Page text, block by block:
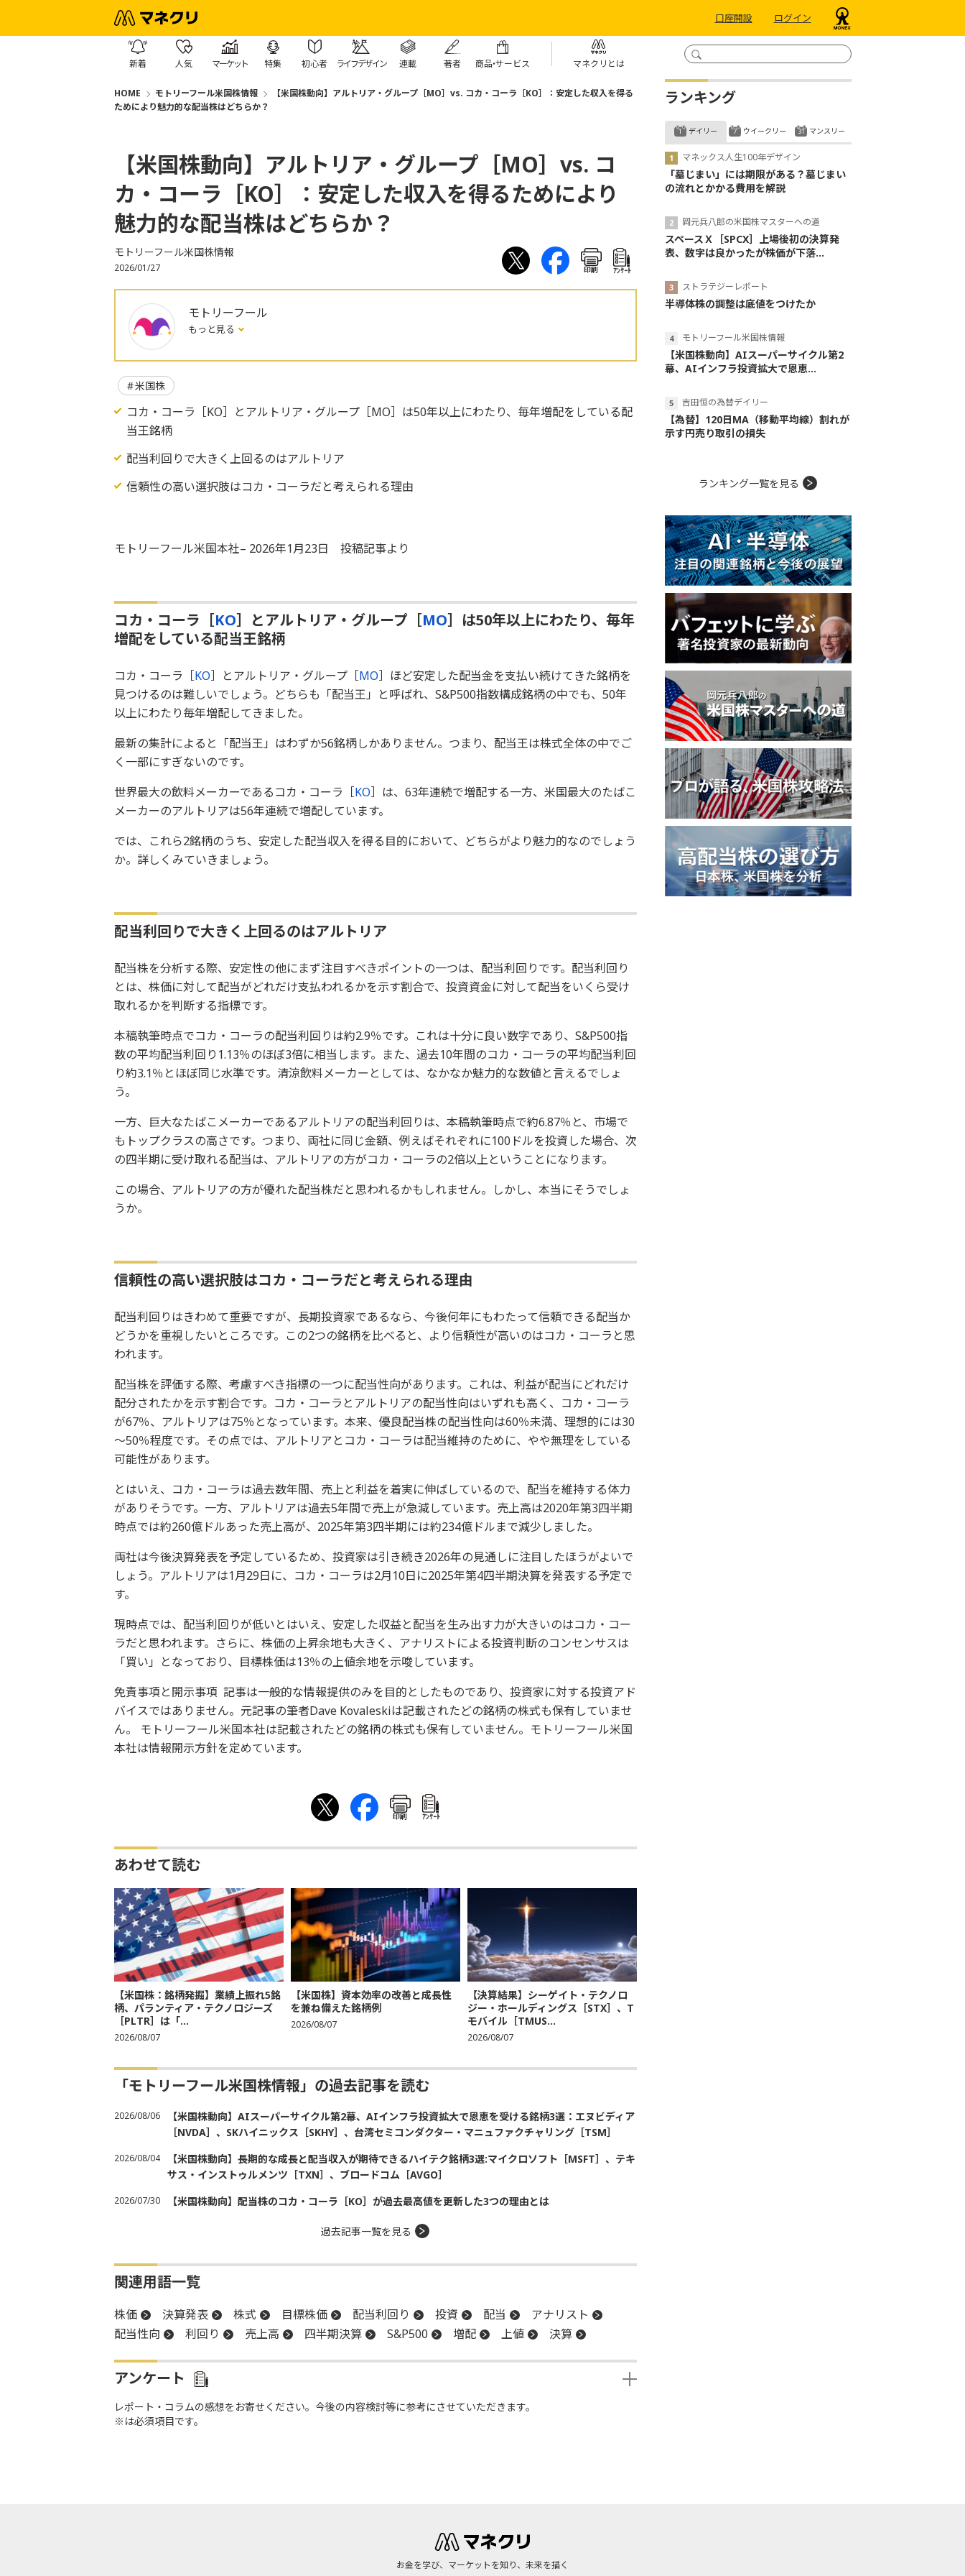
口座開設 ログイン
新着 人気 マーケット 特集 初心者 ライフデザイン 連載 著者 商品・サービス マネクリとは
HOME モトリーフール米国株情報
【米国株動向】アルトリア・グループ［MO］vs. コカ・コーラ［KO］：安定した収入を得る
ためにより魅力的な配当株はどちらか？
【米国株動向】アルトリア・グループ［MO］vs. コ
カ・コーラ［KO］：安定した収入を得るためにより
魅力的な配当株はどちらか？
モトリーフール米国株情報
2026/01/27 印刷 ｱﾝｹｰﾄ
モトリーフール
もっと見る
米国株
コカ・コーラ［KO］とアルトリア・グループ［MO］は50年以上にわたり、毎年増配をしている配
当王銘柄
配当利回りで大きく上回るのはアルトリア
信頼性の高い選択肢はコカ・コーラだと考えられる理由
モトリーフール米国本社– 2026年1月23日 投稿記事より
コカ・コーラ［KO］とアルトリア・グループ［MO］は50年以上にわたり、毎年
増配をしている配当王銘柄
コカ・コーラ［KO］とアルトリア・グループ［MO］ほど安定した配当金を支払い続けてきた銘柄を
見つけるのは難しいでしょう。どちらも「配当王」と呼ばれ、S&P500指数構成銘柄の中でも、50年
以上にわたり毎年増配してきました。
最新の集計によると「配当王」はわずか56銘柄しかありません。つまり、配当王は株式全体の中でご
く一部にすぎないのです。
世界最大の飲料メーカーであるコカ・コーラ［KO］は、63年連続で増配する一方、米国最大のたばこ
メーカーのアルトリアは56年連続で増配しています。
では、これら2銘柄のうち、安定した配当収入を得る目的において、どちらがより魅力的なのでしょう
か。詳しくみていきましょう。
配当利回りで大きく上回るのはアルトリア
配当株を分析する際、安定性の他にまず注目すべきポイントの一つは、配当利回りです。配当利回り
とは、株価に対して配当がどれだけ支払われるかを示す割合で、投資資金に対して配当をいくら受け
取れるかを判断する指標です。
本稿執筆時点でコカ・コーラの配当利回りは約2.9％です。これは十分に良い数字であり、S&P500指
数の平均配当利回り1.13％のほぼ3倍に相当します。また、過去10年間のコカ・コーラの平均配当利回
り約3.1％とほぼ同じ水準です。清涼飲料メーカーとしては、なかなか魅力的な数値と言えるでしょ
う。
一方、巨大なたばこメーカーであるアルトリアの配当利回りは、本稿執筆時点で約6.87％と、市場で
もトップクラスの高さです。つまり、両社に同じ金額、例えばそれぞれに100ドルを投資した場合、次
の四半期に受け取れる配当は、アルトリアの方がコカ・コーラの2倍以上ということになります。
この場合、アルトリアの方が優れた配当株だと思われるかもしれません。しかし、本当にそうでしょ
うか。
信頼性の高い選択肢はコカ・コーラだと考えられる理由
配当利回りはきわめて重要ですが、長期投資家であるなら、今後何年にもわたって信頼できる配当か
どうかを重視したいところです。この2つの銘柄を比べると、より信頼性が高いのはコカ・コーラと思
われます。
配当株を評価する際、考慮すべき指標の一つに配当性向があります。これは、利益が配当にどれだけ
配分されたかを示す割合です。コカ・コーラとアルトリアの配当性向はいずれも高く、コカ・コーラ
が67％、アルトリアは75％となっています。本来、優良配当株の配当性向は60％未満、理想的には30
～50％程度です。その点では、アルトリアとコカ・コーラは配当維持のために、やや無理をしている
可能性があります。
とはいえ、コカ・コーラは過去数年間、売上と利益を着実に伸ばしているので、配当を維持する体力
がありそうです。一方、アルトリアは過去5年間で売上が急減しています。売上高は2020年第3四半期
時点では約260億ドルあった売上高が、2025年第3四半期には約234億ドルまで減少しました。
両社は今後決算発表を予定しているため、投資家は引き続き2026年の見通しに注目したほうがよいで
しょう。アルトリアは1月29日に、コカ・コーラは2月10日に2025年第4四半期決算を発表する予定で
す。
現時点では、配当利回りが低いとはいえ、安定した収益と配当を生み出す力が大きいのはコカ・コー
ラだと思われます。さらに、株価の上昇余地も大きく、アナリストによる投資判断のコンセンサスは
「買い」となっており、目標株価は13％の上値余地を示唆しています。
免責事項と開示事項 記事は一般的な情報提供のみを目的としたものであり、投資家に対する投資アド
バイスではありません。元記事の筆者Dave Kovaleskiは記載されたどの銘柄の株式も保有していませ
ん。 モトリーフール米国本社は記載されたどの銘柄の株式も保有していません。モトリーフール米国
本社は情報開示方針を定めています。
印刷 ｱﾝｹｰﾄ
あわせて読む
【米国株：銘柄発掘】業績上振れ5銘
柄、パランティア・テクノロジーズ
［PLTR］は「...
2026/08/07
【米国株】資本効率の改善と成長性
を兼ね備えた銘柄例
2026/08/07
【決算結果】シーゲイト・テクノロ
ジー・ホールディングス［STX］、T
モバイル［TMUS...
2026/08/07
「モトリーフール米国株情報」の過去記事を読む
2026/08/06
【米国株動向】AIスーパーサイクル第2幕、AIインフラ投資拡大で恩恵を受ける銘柄3選：エヌビディア
［NVDA］、SKハイニックス［SKHY］、台湾セミコンダクター・マニュファクチャリング［TSM］
2026/08/04
【米国株動向】長期的な成長と配当収入が期待できるハイテク銘柄3選:マイクロソフト［MSFT］、テキ
サス・インストゥルメンツ［TXN］、ブロードコム［AVGO］
2026/07/30 【米国株動向】配当株のコカ・コーラ［KO］が過去最高値を更新した3つの理由とは
過去記事一覧を見る
関連用語一覧
株価 決算発表 株式 目標株価 配当利回り 投資 配当
アナリスト
配当性向
利回り 売上高 四半期決算 S&P500 増配 上値 決算
アンケート
レポート・コラムの感想をお寄せください。今後の内容検討等に参考にさせていただきます。
※は必須項目です。
ランキング
デイリー
マネックス人生100年デザイン
「墓じまい」には期限がある？墓じまい
の流れとかかる費用を解説
岡元兵八郎の米国株マスターへの道
スペースＸ［SPCX］上場後初の決算発
表、数字は良かったが株価が下落...
ストラテジーレポート
半導体株の調整は底値をつけたか
モトリーフール米国株情報
【米国株動向】AIスーパーサイクル第2
幕、AIインフラ投資拡大で恩恵...
吉田恒の為替デイリー
【為替】120日MA（移動平均線）割れが
示す円売り取引の損失
ウイークリー マンスリー
ランキング一覧を見る
お金を学び、マーケットを知り、未来を描く